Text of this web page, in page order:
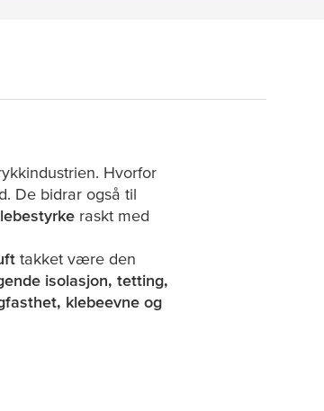
Hvorfor
De bidrar også til
raskt med
takket være den
isolasjon, tetting,
klebeevne og